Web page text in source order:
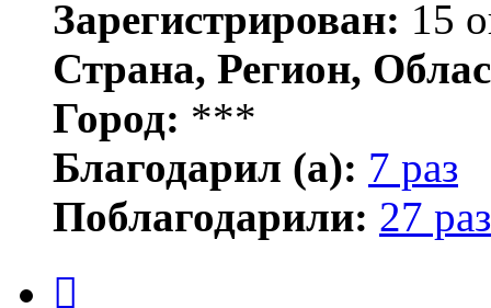
Зарегистрирован: 15
Страна, Регион,
Город: ***
Благодарил (а): 7 раз
Поблагодарили: 27 раз